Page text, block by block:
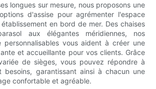
longues sur mesure, nous proposons une
d'assise pour agrémenter l'espace
en bord de mer. Des chaises
aux élégantes méridiennes, nos
personnalisables vous aident à créer une
et accueillante pour vos clients. Grâce
de sièges, vous pouvez répondre à
garantissant ainsi à chacun une
confortable et agréable.